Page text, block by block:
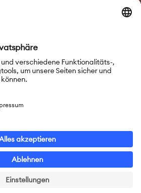
Kontakt
Datenschutz
Partner der Zukunft“ (PASCH)